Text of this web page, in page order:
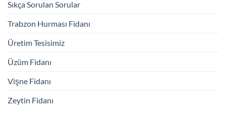
Sıkça Sorulan Sorular
Trabzon Hurması Fidanı
Üretim Tesisimiz
Üzüm Fidanı
Vişne Fidanı
Zeytin Fidanı